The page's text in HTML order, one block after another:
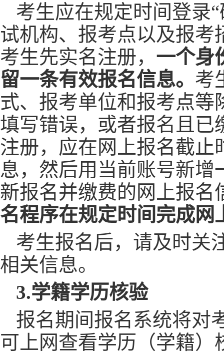
考生应在规定时间登录
试机构、报考点以及报
考生先实名注册， 一个身
留一条有效报名信息。 考
式、报考单位和报考点
填写错误，或者报名且已
注册， 应在网上报名截止
息，然后用当前账号新
新报名并缴费的网上报名
名程序在规定时间完成网
考生报名后，请及时关
相关信息。
3.学籍学历核验
报名期间报名系统将对
可上网查看学历（学籍